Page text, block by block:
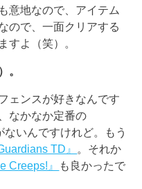
意地なので、アイテム
ので、一面クリアする
すよ（笑）。
。
ンスが好きなんです
なかなか定番の
ないんですけれど。もう
TD』 。それか
Creeps!』
も良かったで